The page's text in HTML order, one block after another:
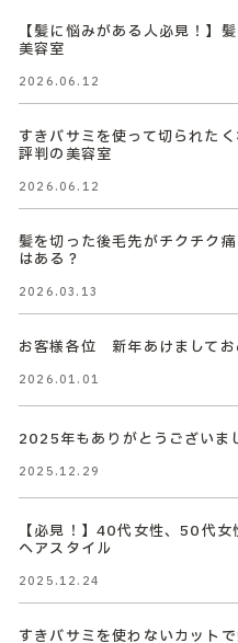
【髪に悩みがある人必見！】
美容室
2026.06.12
すきバサミを使って切られた
評判の美容室
2026.06.12
髪を切った後毛先がチクチク
はある？
2026.03.13
お客様各位 新年あけましてお
2026.01.01
2025年もありがとうございま
2025.12.29
【必見！】40代女性、50代
ヘアスタイル
2025.12.24
すきバサミを使わないカット